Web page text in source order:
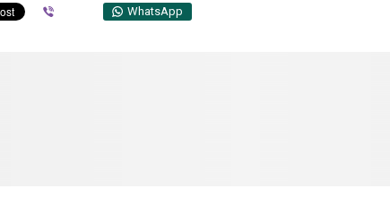
WhatsApp